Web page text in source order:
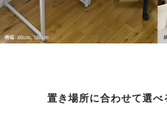
置き場所に合わせて選べ